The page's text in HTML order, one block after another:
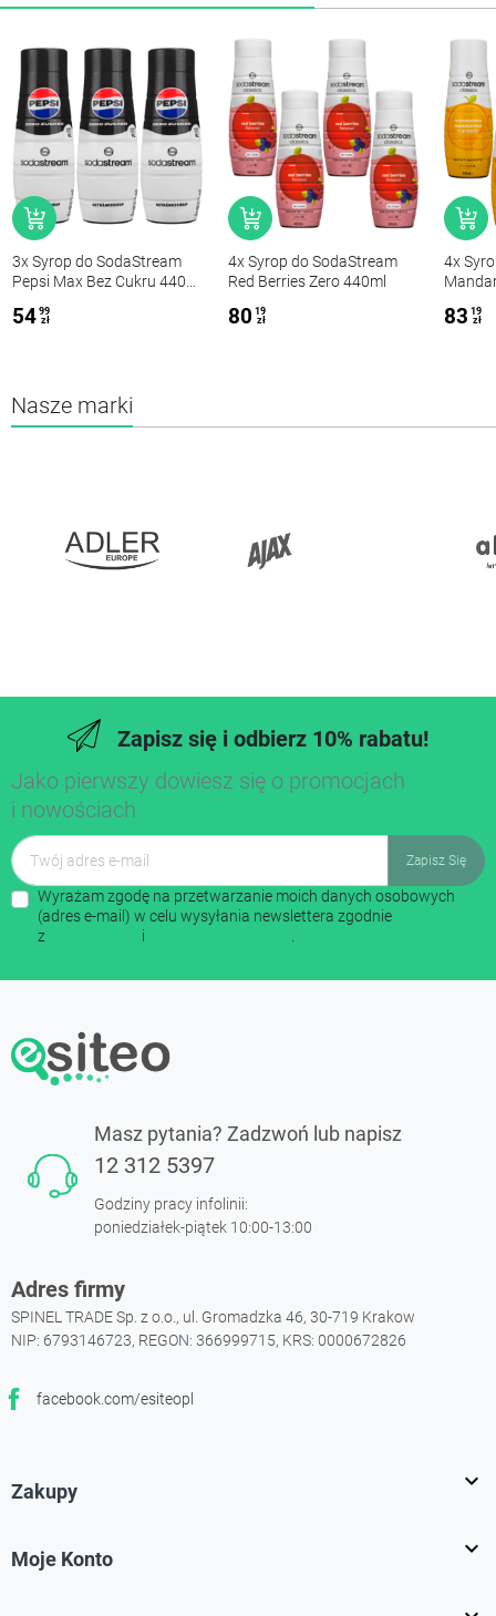
3x Syrop do SodaStream
Pepsi Max Bez Cukru 440
54 99
zł
4x Syrop do SodaStream
Red Berries Zero 440ml
80 19
zł
4x
83 19
zł
Nasze marki
Zapisz się i odbierz 10% rabatu!
Jako pierwszy dowiesz się o promocjach
i nowościach
Wyrażam zgodę na przetwarzanie moich danych osobowych
(adres e-mail) w celu wysyłania newslettera zgodnie
z
i
Masz pytania? Zadzwoń lub napisz
12 312 5397
Godziny pracy infolinii:
poniedziałek-piątek 10:00-13:00
Adres firmy
SPINEL TRADE Sp. z o.o., ul. Gromadzka 46, 30-719 Krakow
NIP: 6793146723, REGON: 366999715, KRS: 0000672826
facebook.com/esiteopl
Facebook
Zakupy 
Moje Konto 